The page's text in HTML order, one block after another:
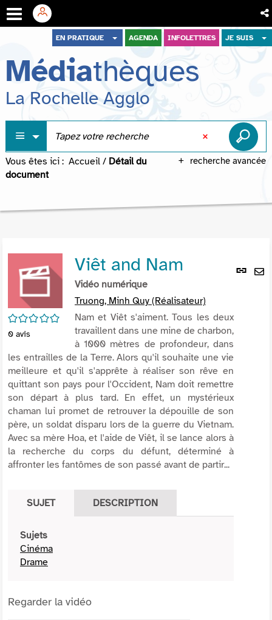
menu
contenu
recherche
EN PRATIQUE AGENDA INFOLETTRES JE SUIS
Médiathèques
La Rochelle Agglo
recherche avancée
Vous êtes ici : Accueil / Détail du
document
Lien
/5
0 avis
Viêt and Nam
Vidéo numérique
Truong, Minh Quy (Réalisateur)
Nam et Viêt s'aiment. Tous les deux
travaillent dans une mine de charbon,
à 1000 mètres de profondeur, dans
les entrailles de la Terre. Alors qu'il souhaite une vie
meilleure et qu'il s'apprête à réaliser son rêve en
quittant son pays pour l'Occident, Nam doit remettre
son départ à plus tard. En effet, un mystérieux
chaman lui promet de retrouver la dépouille de son
père, un soldat disparu lors de la guerre du Vietnam.
Avec sa mère Hoa, et l'aide de Viêt, il se lance alors à
la recherche du corps du défunt, déterminé à
affronter les fantômes de son passé avant de partir...
SUJET DESCRIPTION
Sujets
Cinéma
Drame
Regarder la vidéo